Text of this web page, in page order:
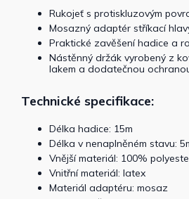
Rukojeť s protiskluzovým
Mosazný adaptér stříkací
Praktické zavěšení hadice a
Nástěnný držák vyrobený z
lakem a dodatečnou
Technické specifikace:
Délka hadice: 15m
Délka v nenaplněném stavu:
Vnější materiál: 100%
Vnitřní materiál: latex
Materiál adaptéru: mosaz